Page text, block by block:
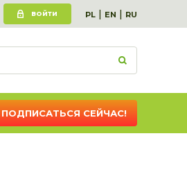
ВОЙТИ PL | EN | RU
ПОДПИСАТЬСЯ СЕЙЧАС!